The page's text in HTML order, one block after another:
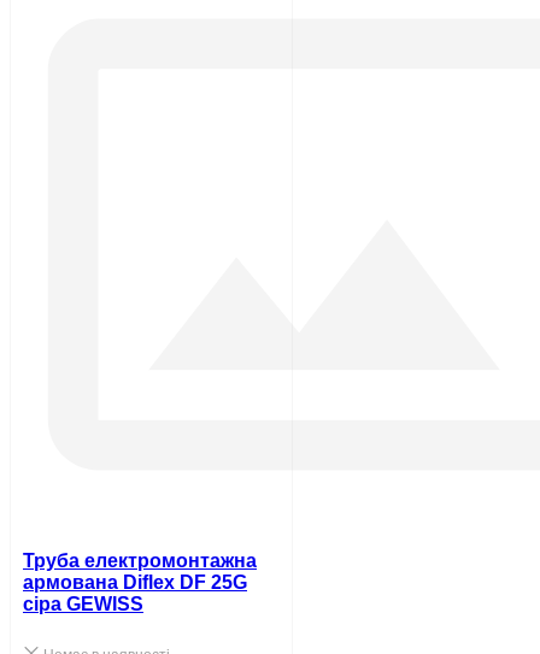
Труба електромонтажна
армована Diflex DF 25G
сіра GEWISS